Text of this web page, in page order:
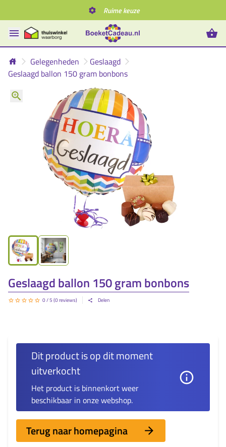
Ruime keuze
Gelegenheden
Geslaagd
Geslaagd ballon 150 gram bonbons
Geslaagd ballon 150 gram bonbons
0/ 5 (0reviews) Delen
Dit product is op dit moment
uitverkocht
Het product is binnenkort weer
beschikbaar in onze webshop.
Terug naar homepagina